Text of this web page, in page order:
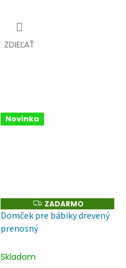
ZDIEĽAŤ
Novinka
Z
A
D
ZADARMO
Domček pre bábiky drevený
prenosný
Skladom